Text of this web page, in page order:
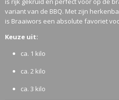
variant van de BBQ. Met zijn
is Braaiwors een absolute favoriet
Keuze uit:
ca. 1 kilo
ca. 2 kilo
ca. 3 kilo